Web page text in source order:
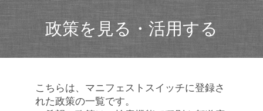
政策を見る・活用する
こちらは、マニフェストスイッチに登録さ
れた政策の一覧です。